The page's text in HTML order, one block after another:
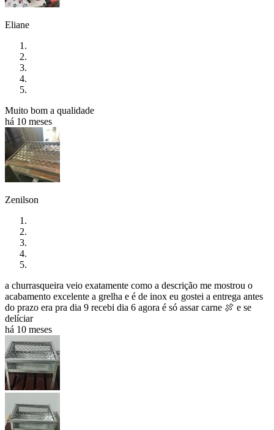
Eliane
Muito bom a qualidade
há 10 meses
Zenilson
a churrasqueira veio exatamente como a descrição me mostrou o
acabamento excelente a grelha e é de inox eu gostei a entrega antes
do prazo era pra dia 9 recebi dia 6 agora é só assar carne 🍖 e se
delíciar
há 10 meses